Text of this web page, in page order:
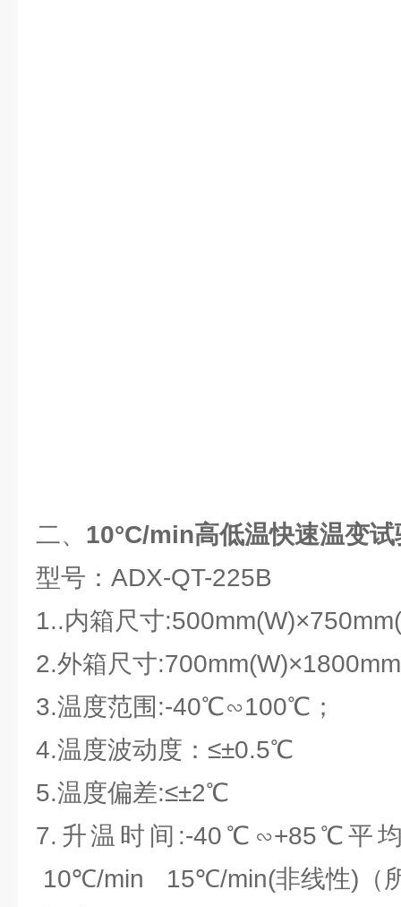
二、 10°C/min高低温快速温变试
型号：ADX-QT-225B
1..内箱尺寸
2.外箱尺寸
3.温度范围:-40℃∽100℃；
4.温度波动度：≤±0.5℃
5.温度偏差:≤±2℃
7.升温时间:-40℃∽+85℃平
10℃/min 15℃/min(非线性)（